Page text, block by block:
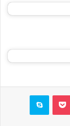
بوكيت سكايب